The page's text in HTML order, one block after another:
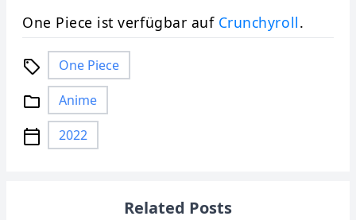
One Piece ist verfügbar auf Crunchyroll.
local_offer One Piece
folder Anime
calendar_today 2022
Related Posts